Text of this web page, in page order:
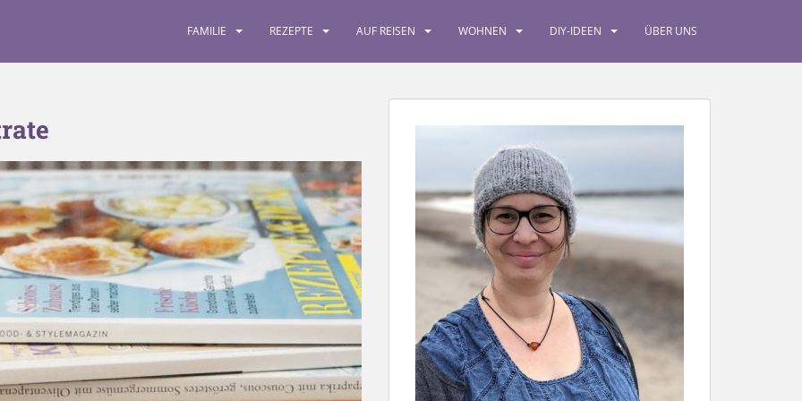
FAMILIE REZEPTE AUF REISEN WOHNEN DIY-IDEEN ÜBER UNS